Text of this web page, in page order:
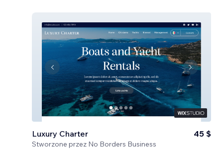
Luxury Charter
Stworzone przez No Borders Business
45 $